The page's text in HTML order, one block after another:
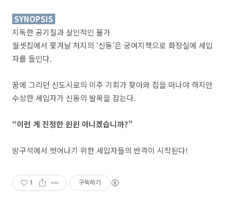
SYNOPSIS
지독한 공기질과 살인적인 물가
월셋집에서 쫓겨날 처지의 ‘신동’은 궁여지책으로 화장실에 세입
자를 들인다.
꿈에 그리던 신도시로의 이주 기회가 찾아와 집을 떠나야 하지만
수상한 세입자가 신동의 발목을 잡는다.
“이런 게 진정한 윈윈 아니겠습니까?”
방구석에서 벗어나기 위한 세입자들의 반격이 시작된다!
1 구독하기